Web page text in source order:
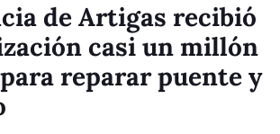
de Artigas recibió
casi un millón
reparar puente y